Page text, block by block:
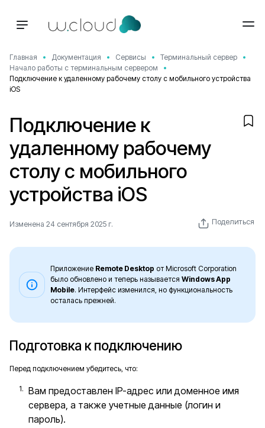
Главная Документация Сервисы
Терминальный сервер
Начало работы с терминальным сервером
Подключение к удаленному рабочему столу с мобильного устройства
iOS
Подключение к
удаленному рабочему
столу с мобильного
устройства iOS
Изменена 24 сентября 2025 г. Поделиться
Приложение Remote Desktop от Microsoft Corporation
было обновлено и теперь называется Windows App
Mobile. Интерфейс изменился, но функциональность
осталась прежней.
Подготовка к подключению
Перед подключением убедитесь, что:
Вам предоставлен IP-адрес или доменное имя
сервера, а также учетные данные (логин и
пароль).